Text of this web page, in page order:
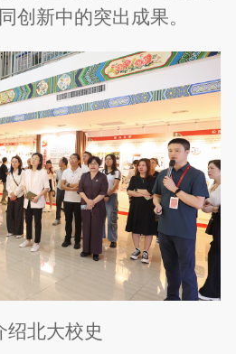
创新中的突出成果。
绍北大校史